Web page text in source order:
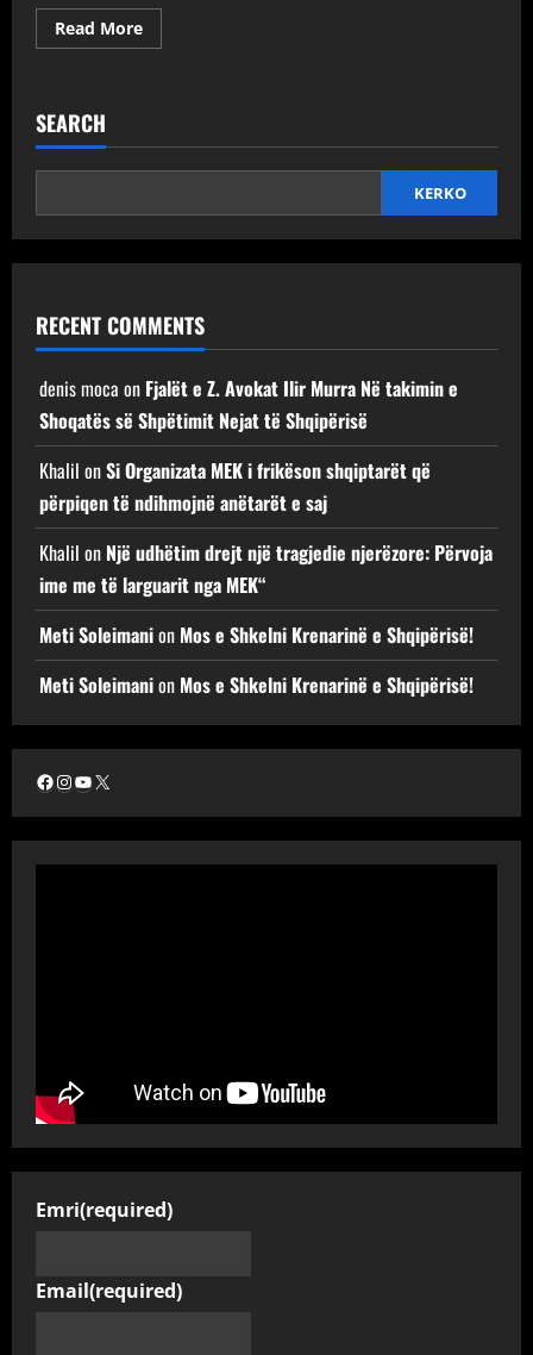
Read MoreRead
more
SEARCH
KERKO
RECENT COMMENTS
denis moca on Fjalët e Z. Avokat Ilir Murra Në takimin e
Shoqatës së Shpëtimit Nejat të Shqipërisë
Khalil onSi Organizata MEK i frikëson shqiptarët që
përpiqen të ndihmojnë anëtarët e saj
Khalil on Një udhëtim drejt një tragjedie njerëzore: Përvoja
ime me të larguarit nga MEK“
Meti Soleimanion Mos e Shkelni Krenarinë e Shqipërisë!
Meti Soleimanion Mos e Shkelni Krenarinë e Shqipërisë!
Facebook
Instagram
YouTube
X
Emri(required)
Email(required)